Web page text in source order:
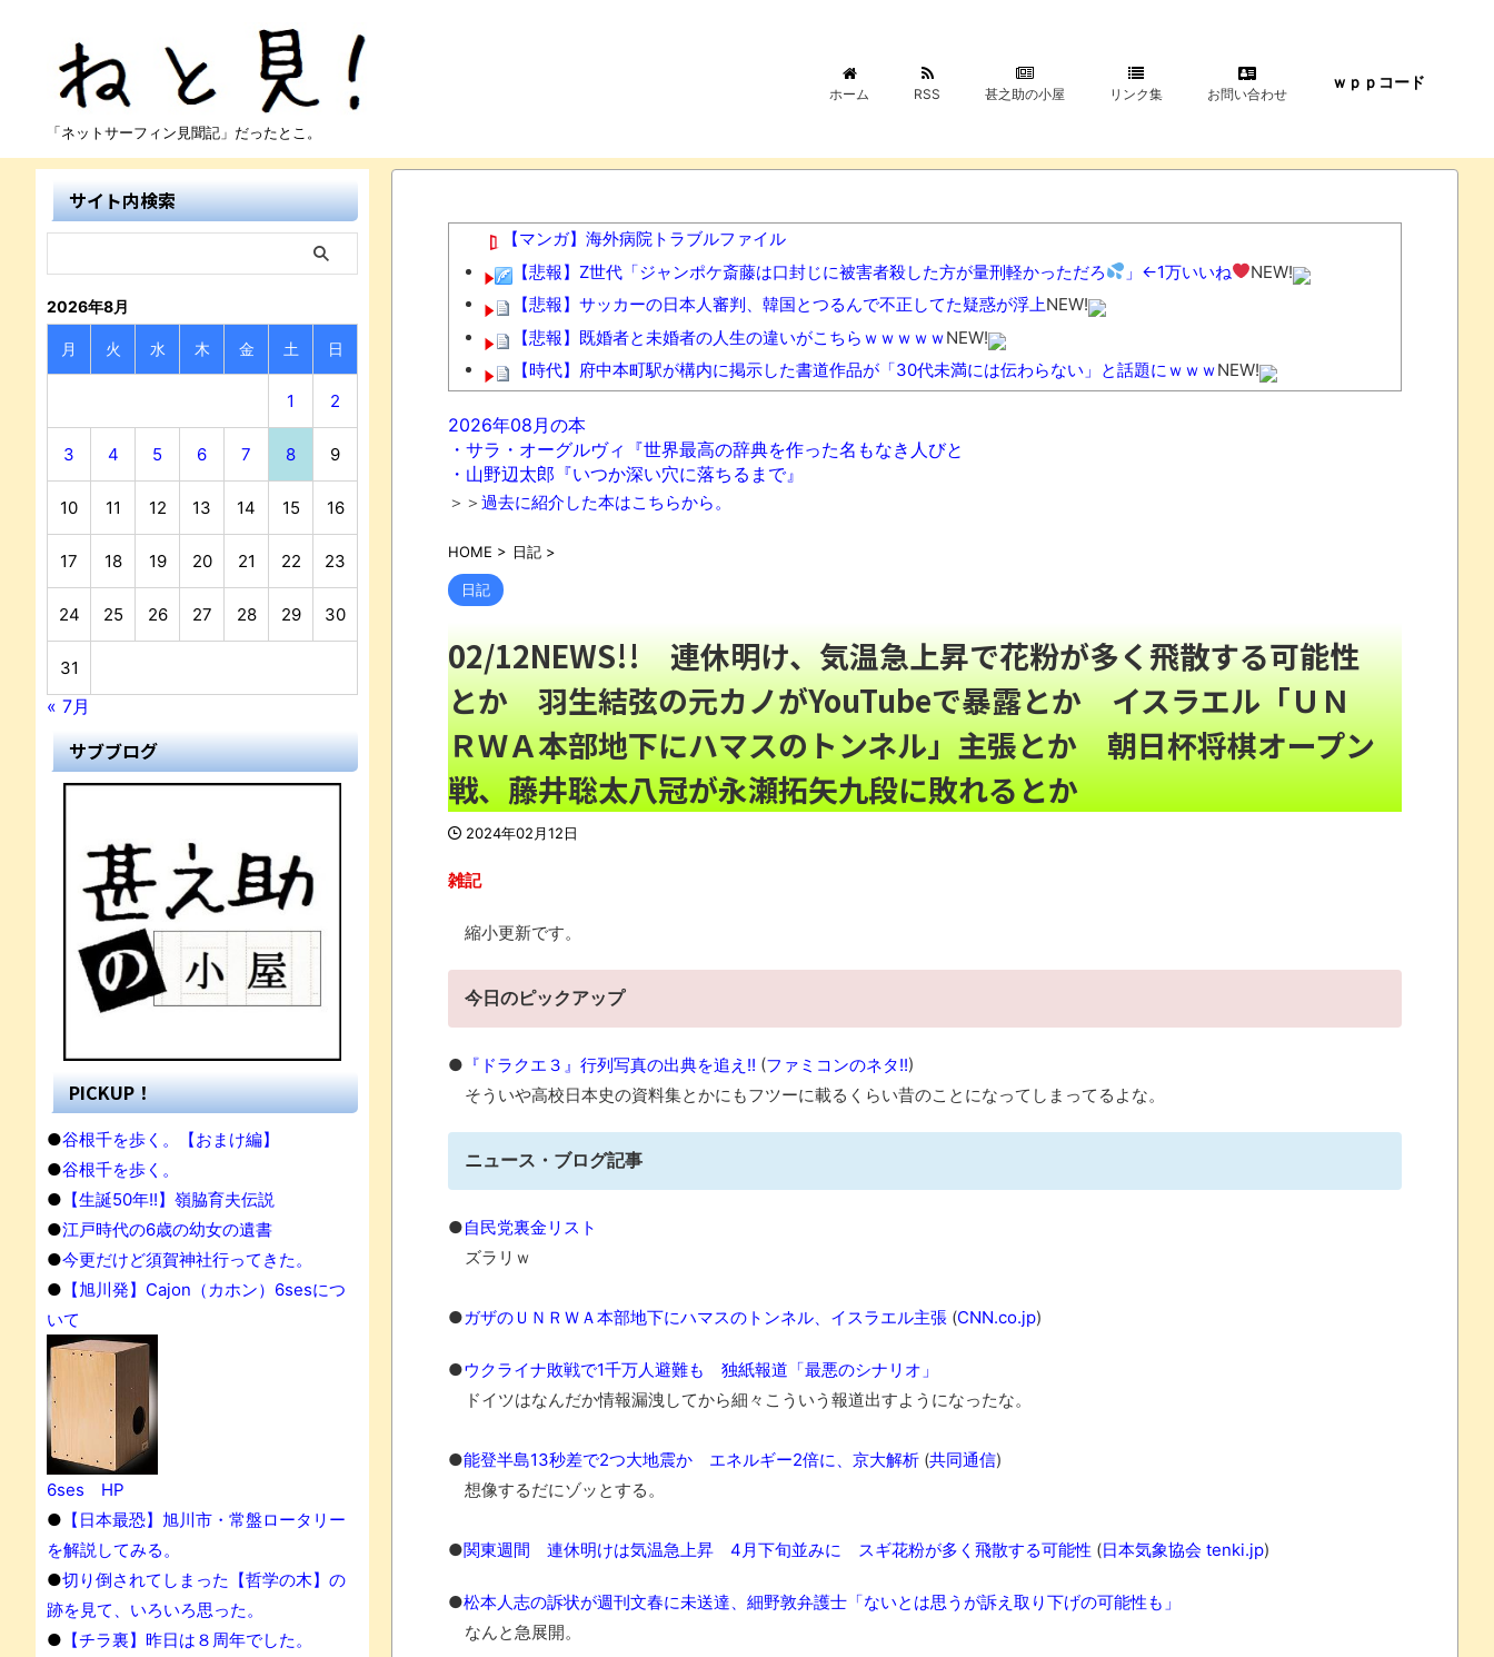
「ネットサーフィン見聞記」だったとこ。
ホーム RSS 甚之助の小屋 リンク集 お問い合わせ
ｗｐｐコード
【マンガ】海外病院トラブルファイル
【悲報】Z世代「ジャンポケ斎藤は口封じに被害者殺した方が量刑軽かっただろ
」←1万いいね
NEW!
【悲報】サッカーの日本人審判、韓国とつるんで不正してた疑惑が浮上NEW!
【悲報】既婚者と未婚者の人生の違いがこちらｗｗｗｗｗNEW!
【時代】府中本町駅が構内に掲示した書道作品が「30代未満には伝わらない」と話題にｗｗｗNEW!
【画像】ツーブロックの効果が凄過ぎるｗｗｗｗｗｗｗｗｗｗ
08/08NEWS!! 高市首相の熊本視察「PR動画」批判相次ぐとか 【甲子園】有明、被災地・熊本に届ける劇的逆転勝
利とか KDDI、楽天へのローミングを9月末終了とか ニンテンドーミュージアム、公式ページ以外で購入したチケット
は無効にとか NEW!
「吉野家」「松屋」「すき家」←この3つが並んでたらお前らが入る店ｗｗｗｗｗｗｗｗｗｗｗｗｗｗｗｗｗｗｗｗｗ
ｗｗｗｗｗｗｗｗ
京大病院、脳腫瘍摘出手術で誤って腫瘍の無い部位を摘出 脳幹など損傷受け植物状態に NEW!
【悲報】ロシア、じわじわと逝き始める
【画像】思わず保存したくなる「笑える画像・最高な画像」貼っていけｗｗｗｗｗ
【動画】ロシア軍のドローンをネット発射装置で撃墜するウクライナ。
「ぞわっとした…」カルディで売っているコーヒーのパッケージが“一瞬怖い”と話題にwwww
「天才か」いや変態です、宝鐘マリンのルアーを作ってタコを釣り上げた動画が葛飾北斎も大喜びの構図過ぎておも
ろい件ほか、8月08日の新着CGまとめ
レトロパソコンの雑誌掲載プログラムリストを打ち込んだゲームプレイ動画で当時が懐かしい。
50歳になりました
凡庸な悪
お前らの身体の悩み教えてくれ
みんななんだかんだ言ってお金持ってんじゃん
【読書感想】山野辺太郎『いつか深い穴に落ちるまで』
映画ちいかわ観に行ったので感想を書きます(若干ネタバレあり) 26/07/25
マケイン9巻＆アニメ公式ガイド感想
独学で挑んだ2026年二級建築士学科試験結果速報（仮）
葉月つばさちゃん、昔から見てるんだけどかなりお姉さんになったね
バージョンアップ情報更新 AOMEI Backupper Standard 8.3.0 などバージョンアップ
【呆然】北海道旅行ワイ「ウニイクラ丼特盛で食うぞ！！！うおおおおおおおお！！！！！」→結
果･････････････････････････････
長野県のなめこのデカさが規格外だったｗｗ
【画像】整形で2400万円超えの美女、水着グラビアに挑戦
歴ログは10周年ですがnoteに引っ越します
2026年08月の本
・サラ・オーグルヴィ『世界最高の辞典を作った名もなき人びと
・山野辺太郎『いつか深い穴に落ちるまで』
＞＞ 過去に紹介した本はこちらから。
HOME > 日記 >
日記
02/12NEWS!! 連休明け、気温急上昇で花粉が多く飛散する可能性
とか 羽生結弦の元カノがYouTubeで暴露とか イスラエル「ＵＮ
ＲＷＡ本部地下にハマスのトンネル」主張とか 朝日杯将棋オープン
戦、藤井聡太八冠が永瀬拓矢九段に敗れるとか
2024年02月12日
雑記
縮小更新です。
今日のピックアップ
● 『ドラクエ３』行列写真の出典を追え!! (ファミコンのネタ!!)
そういや高校日本史の資料集とかにもフツーに載るくらい昔のことになってしまってるよな。
ニュース・ブログ記事
●自民党裏金リスト
ズラリｗ
●ガザのＵＮＲＷＡ本部地下にハマスのトンネル、イスラエル主張 (CNN.co.jp)
●ウクライナ敗戦で1千万人避難も 独紙報道「最悪のシナリオ」
ドイツはなんだか情報漏洩してから細々こういう報道出すようになったな。
●能登半島13秒差で2つ大地震か エネルギー2倍に、京大解析 (共同通信)
想像するだにゾッとする。
●関東週間 連休明けは気温急上昇 4月下旬並みに スギ花粉が多く飛散する可能性 (日本気象協会 tenki.jp)
●松本人志の訴状が週刊文春に未送達、細野敦弁護士「ないとは思うが訴え取り下げの可能性も」
なんと急展開。
サイト内検索
2026年8月
月 火 水 木 金 土 日
1 2
3 4 5 6 7 8 9
10 11 12 13 14 15 16
17 18 19 20 21 22 23
24 25 26 27 28 29 30
31
« 7月
サブブログ
PICKUP！
●谷根千を歩く。【おまけ編】
●谷根千を歩く。
● 【生誕50年!!】嶺脇育夫伝説
●江戸時代の6歳の幼女の遺書
●今更だけど須賀神社行ってきた。
● 【旭川発】Cajon（カホン）6sesにつ
いて
6ses HP
● 【日本最恐】旭川市・常盤ロータリー
を解説してみる。
●切り倒されてしまった【哲学の木】の
跡を見て、いろいろ思った。
● 【チラ裏】昨日は８周年でした。